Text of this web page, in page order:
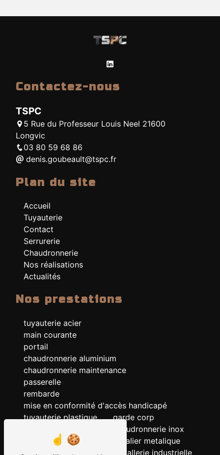
Contactez-nous
TSPC
5 Rue du Professeur Louis Neel 21600
Longvic
03 80 59 68 86
denis.goubeault@tspc.fr
Plan du site
Accueil
Tuyauterie
Contact
Serrurerie
Chaudronnerie
Nos réalisations
Actualités
Nos prestations
tuyauterie acier
main courante
portail
chaudronnerie aluminium
chaudronnerie maintenance
passerelle
rembarde
mise en conformité d'accès handicapé
tuyauterie plastique
chaudronnerie
serrurerie
garde corp
chaudronnerie inox
escalier metalique
metallerie industrielle